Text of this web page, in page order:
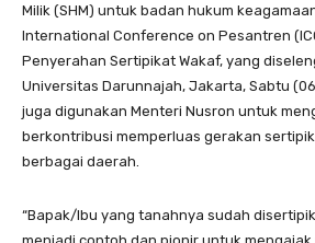
Milik (SHM) untuk badan hukum
International Conference on Pesantren
Penyerahan Sertipikat Wakaf, yang
Universitas Darunnajah, Jakarta, Sabtu
juga digunakan Menteri Nusron untuk
berkontribusi memperluas gerakan
berbagai daerah.
“Bapak/Ibu yang tanahnya sudah